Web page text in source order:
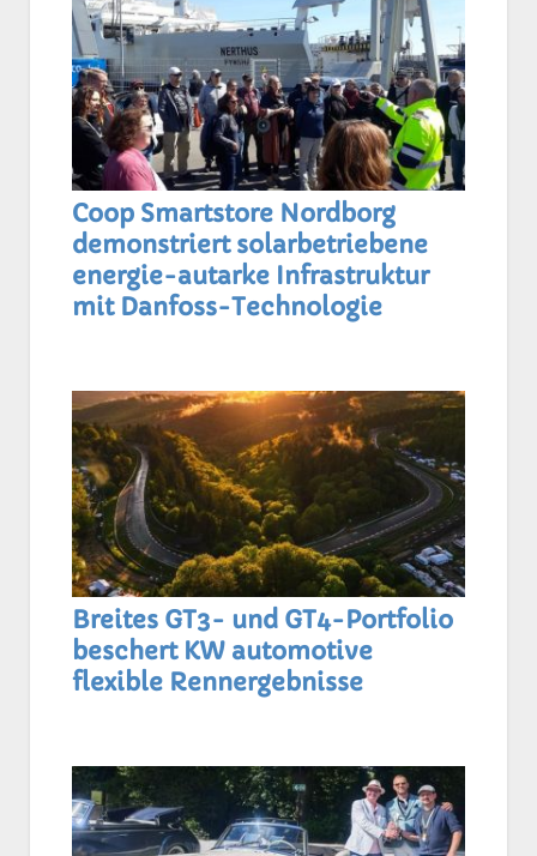
Coop Smartstore Nordborg
demonstriert solarbetriebene
energie-autarke Infrastruktur
mit Danfoss-Technologie
Breites GT3- und GT4-Portfolio
beschert KW automotive
flexible Rennergebnisse